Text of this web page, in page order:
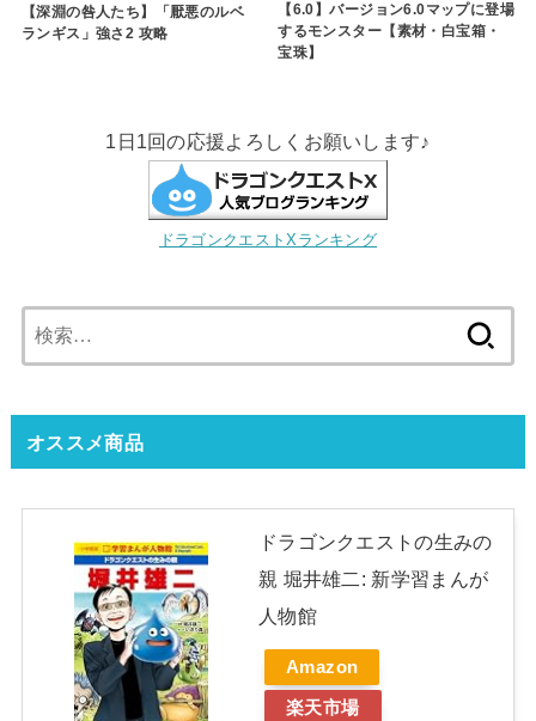
【深淵の咎人たち】「厭悪のルベ
ランギス」強さ2 攻略
【6.0】バージョン6.0マップに登場
するモンスター【素材・白宝箱・
宝珠】
1日1回の応援よろしくお願いします♪
ドラゴンクエストXランキング
索:
オススメ商品
ドラゴンクエストの生みの
親 堀井雄二: 新学習まんが
人物館
Amazon
楽天市場